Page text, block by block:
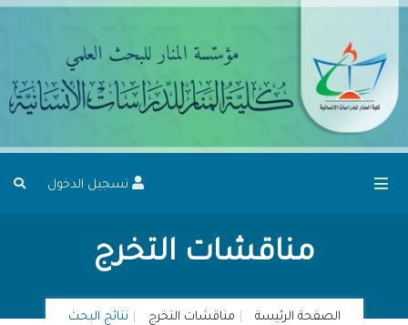
تسجيل الدخول
مناقشات التخرج
الصفحة الرئيسة مناقشات التخرج نتائج البحث